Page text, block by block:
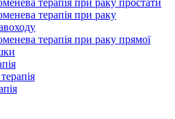
терапія при раку простати
терапія при раку
терапія при раку прямої